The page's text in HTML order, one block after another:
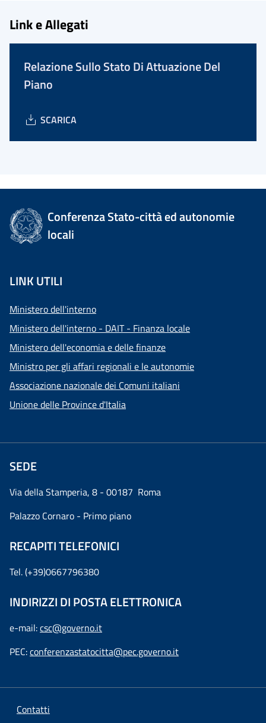
Link e Allegati
Relazione Sullo Stato Di Attuazione Del
Piano
SCARICA
Conferenza Stato-città ed autonomie
locali
LINK UTILI
Ministero dell'interno
Ministero dell'interno - DAIT - Finanza locale
Ministero dell'economia e delle finanze
Ministro per gli affari regionali e le autonomie
Associazione nazionale dei Comuni italiani
Unione delle Province d'Italia
SEDE
Via della Stamperia, 8 - 00187 Roma
Palazzo Cornaro - Primo piano
RECAPITI TELEFONICI
Tel. (+39)0667796380
INDIRIZZI DI POSTA ELETTRONICA
e-mail:csc@governo.it
PEC:conferenzastatocitta@pec.governo.it
Contatti